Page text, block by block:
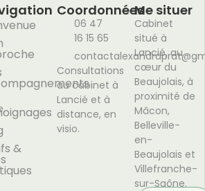
&
Coordonnées
06 47
16 15 65
Consultations
au cabinet à
Lancié et à
distance, en
visio.
Me situer
Cabinet
situé à
Lancié, au
cœur du
Beaujolais, à
proximité de
Mâcon,
Belleville-
en-
Beaujolais et
Villefranche-
sur-Saône.